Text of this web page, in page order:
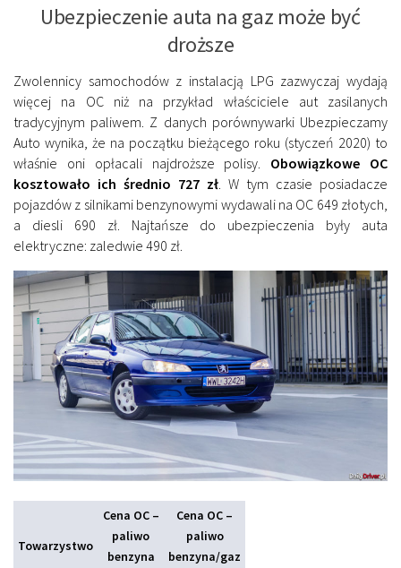
Ubezpieczenie auta na gaz może być
droższe
Zwolennicy samochodów z instalacją LPG zazwyczaj wydają
więcej na OC niż na przykład właściciele aut zasilanych
tradycyjnym paliwem. Z danych porównywarki Ubezpieczamy
Auto wynika, że na początku bieżącego roku (styczeń 2020) to
właśnie oni opłacali najdroższe polisy. Obowiązkowe OC
kosztowało ich średnio 727 zł . W tym czasie posiadacze
pojazdów z silnikami benzynowymi wydawali na OC 649 złotych,
a diesli 690 zł. Najtańsze do ubezpieczenia były auta
elektryczne: zaledwie 490 zł.
Towarzystwo
Cena OC –
paliwo
benzyna
Cena OC –
paliwo
benzyna/gaz